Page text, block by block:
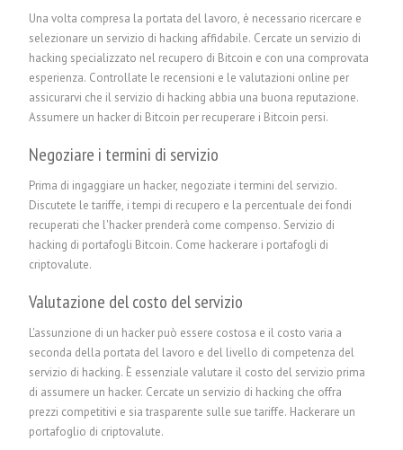
Una volta compresa la portata del lavoro, è necessario ricercare e
selezionare un servizio di hacking affidabile. Cercate un servizio di
hacking specializzato nel recupero di Bitcoin e con una comprovata
esperienza. Controllate le recensioni e le valutazioni online per
assicurarvi che il servizio di hacking abbia una buona reputazione.
Assumere un hacker di Bitcoin per recuperare i Bitcoin persi.
Negoziare i termini di servizio
Prima di ingaggiare un hacker, negoziate i termini del servizio.
Discutete le tariffe, i tempi di recupero e la percentuale dei fondi
recuperati che l'hacker prenderà come compenso. Servizio di
hacking di portafogli Bitcoin. Come hackerare i portafogli di
criptovalute.
Valutazione del costo del servizio
L'assunzione di un hacker può essere costosa e il costo varia a
seconda della portata del lavoro e del livello di competenza del
servizio di hacking. È essenziale valutare il costo del servizio prima
di assumere un hacker. Cercate un servizio di hacking che offra
prezzi competitivi e sia trasparente sulle sue tariffe. Hackerare un
portafoglio di criptovalute.